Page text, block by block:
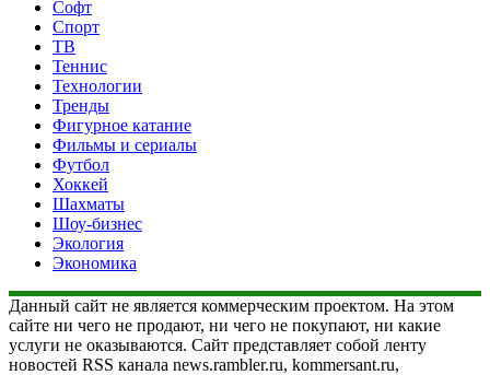
Софт
Спорт
ТВ
Теннис
Технологии
Тренды
Фигурное катание
Фильмы и сериалы
Футбол
Хоккей
Шахматы
Шоу-бизнес
Экология
Экономика
Данный сайт не является коммерческим проектом. На этом
сайте ни чего не продают, ни чего не покупают, ни какие
услуги не оказываются. Сайт представляет собой ленту
новостей RSS канала news.rambler.ru, kommersant.ru,